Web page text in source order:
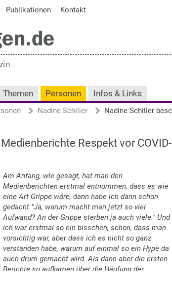
Publikationen Kontakt
Themen Personen Infos & Links
Nadine Schiller
Respekt vor COVID-
Am Anfang, wie gesagt, hat man den
Medienberichten erstmal entnommen, dass es wie
eine Art Grippe wäre, dann habe ich dann schon
gedacht "Ja, warum macht man jetzt so viel
Aufwand? An der Grippe sterben ja auch viele." Und
ich war erstmal so ein bisschen, schon, dass man
vorsichtig war, aber dass ich es nicht so ganz
verstanden habe, warum auf einmal so ein Hype da
auch drum gemacht wird. Als dann aber die ersten
Berichte so aufkamen über die Häufung der